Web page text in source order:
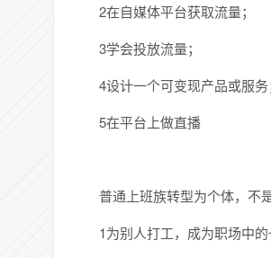
2在自媒体平台获取流量；
3学会投放流量；
4设计一个可变现产品或服务
5在平台上做直播
普通上班族转型为个体，不
1为别人打工，成为职场中的